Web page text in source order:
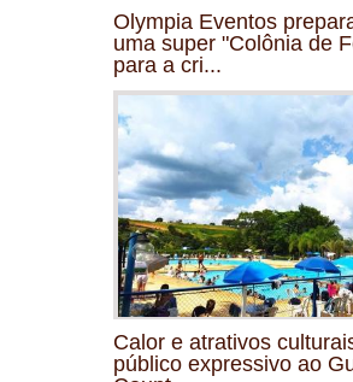
Olympia Eventos
uma super "Colônia de
para a cri...
Calor e atrativos
público expressivo ao